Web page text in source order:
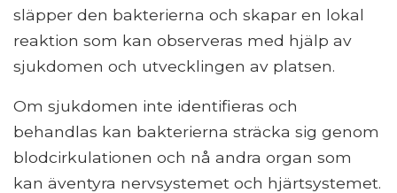
släpper den bakterierna och skapar en lokal
reaktion som kan observeras med hjälp av
sjukdomen och utvecklingen av platsen.
Om sjukdomen inte identifieras och
behandlas kan bakterierna sträcka sig genom
blodcirkulationen och nå andra organ som
kan äventyra nervsystemet och hjärtsystemet.